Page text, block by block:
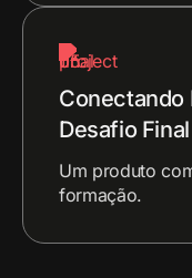
Conectando
Desafio Final
Um produto
formação.